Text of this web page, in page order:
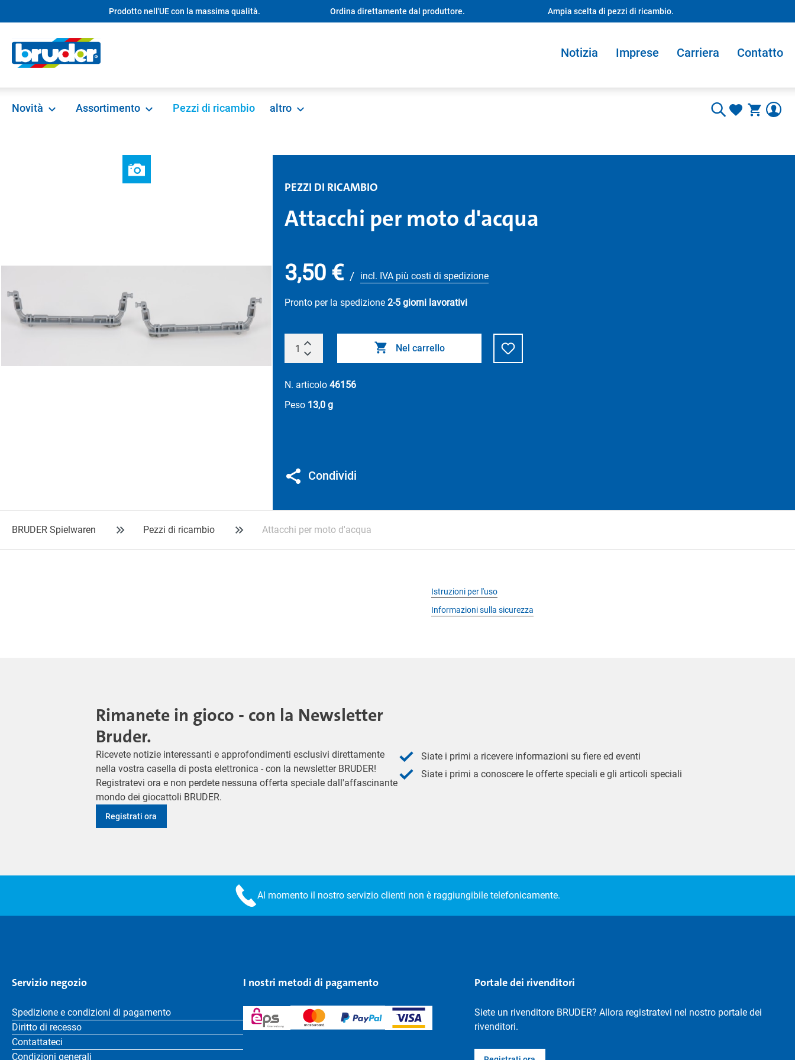
Passa alla navigazione principaleProdotto nell'UE con la massima qualità. Ordina direttamente dal produttore. Ampia scelta di pezzi di ricambio.
Notizia Imprese Carriera Contatto
Novità Assortimento Pezzi di ricambio altro
PEZZI DI RICAMBIO
Attacchi per moto d'acqua
3,50 € / incl. IVA più costi di spedizione
Pronto per la spedizione 2-5 giorni lavorativi
Nel carrello
N. articolo 46156
Peso 13,0 g
Condividi
BRUDER Spielwaren Pezzi di ricambio Attacchi per moto d'acqua
Istruzioni per l'uso
Informazioni sulla sicurezza
Rimanete in gioco - con la Newsletter
Bruder.
Ricevete notizie interessanti e approfondimenti esclusivi direttamente
nella vostra casella di posta elettronica - con la newsletter BRUDER!
Registratevi ora e non perdete nessuna offerta speciale dall'affascinante
mondo dei giocattoli BRUDER.
Registrati ora
Siate i primi a ricevere informazioni su fiere ed eventi
Siate i primi a conoscere le offerte speciali e gli articoli speciali
Al momento il nostro servizio clienti non è raggiungibile telefonicamente.
Servizio negozio
Spedizione e condizioni di pagamento
Diritto di recesso
Contattateci
Condizioni generali
I nostri metodi di pagamento Portale dei rivenditori
Siete un rivenditore BRUDER? Allora registratevi nel nostro portale dei
rivenditori.